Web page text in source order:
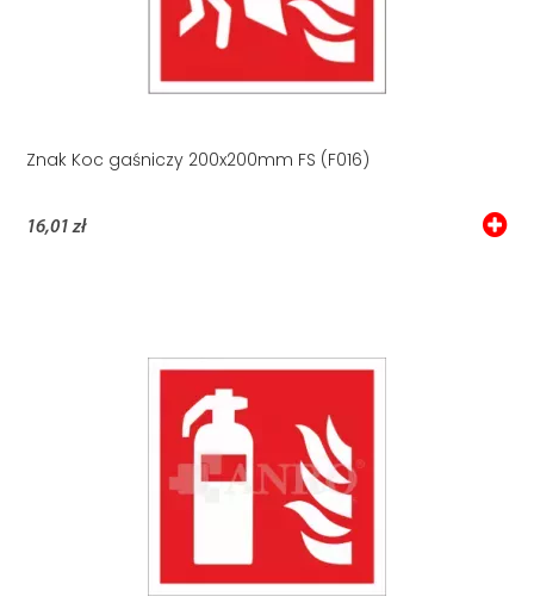
Znak Koc gaśniczy 200x200mm FS (F016)
16,01 zł